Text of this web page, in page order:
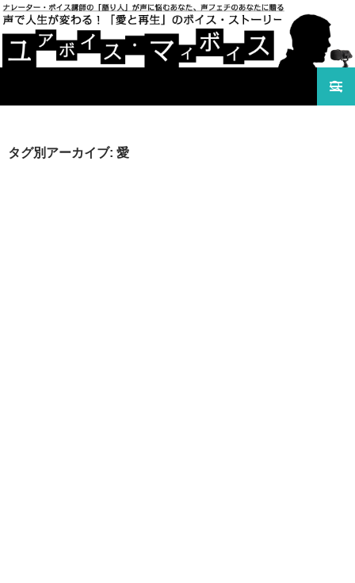
声で人生が変わる！「愛と再生」のボイス・ストーリ
タグ別アーカイブ: 愛